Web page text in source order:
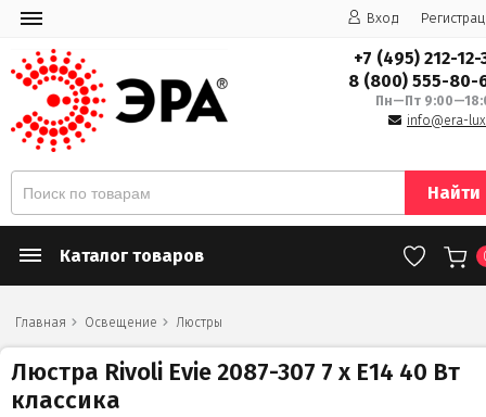
Вход
+7 (495) 212-12-
8 (800) 555-80-
Пн—Пт
info@era-
Найти
Каталог товаров
Главная Освещение Люстры
Люстра Rivoli Evie 2087-307 7 х Е14 40 Вт
классика